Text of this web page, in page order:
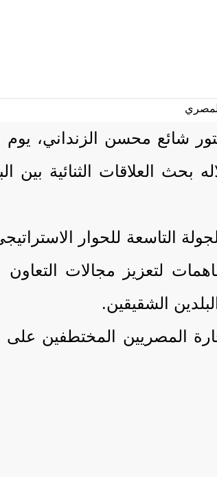
محسن الزنداني، يوم
العلاقات الثنائية بين
التاسعة للحوار
لتعزيز مجالات
الشقيقين.
المصريين المختطفين